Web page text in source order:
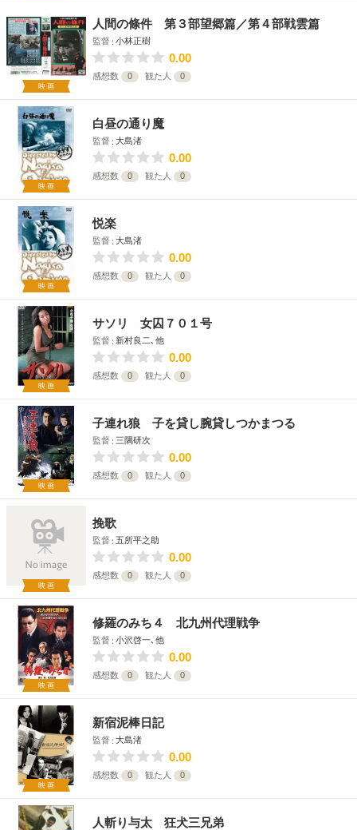
映画
人間の條件 第３部望郷篇／第４部戦雲篇
監督 小林正樹
0.00
感想数 0 観た人 0
映画
白昼の通り魔
監督 大島渚
0.00
感想数 0 観た人 0
映画
悦楽
監督 大島渚
0.00
感想数 0 観た人 0
映画
サソリ 女囚７０１号
監督 新村良二､他
0.00
感想数 0 観た人 0
映画
子連れ狼 子を貸し腕貸しつかまつる
監督 三隅研次
0.00
感想数 0 観た人 0
映画
挽歌
監督 五所平之助
0.00
感想数 0 観た人 0
映画
修羅のみち４ 北九州代理戦争
監督 小沢啓一､他
0.00
感想数 0 観た人 0
映画
新宿泥棒日記
監督 大島渚
0.00
感想数 0 観た人 0
人斬り与太 狂犬三兄弟